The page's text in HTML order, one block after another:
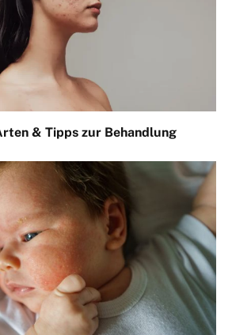
& Tipps zur Behandlung